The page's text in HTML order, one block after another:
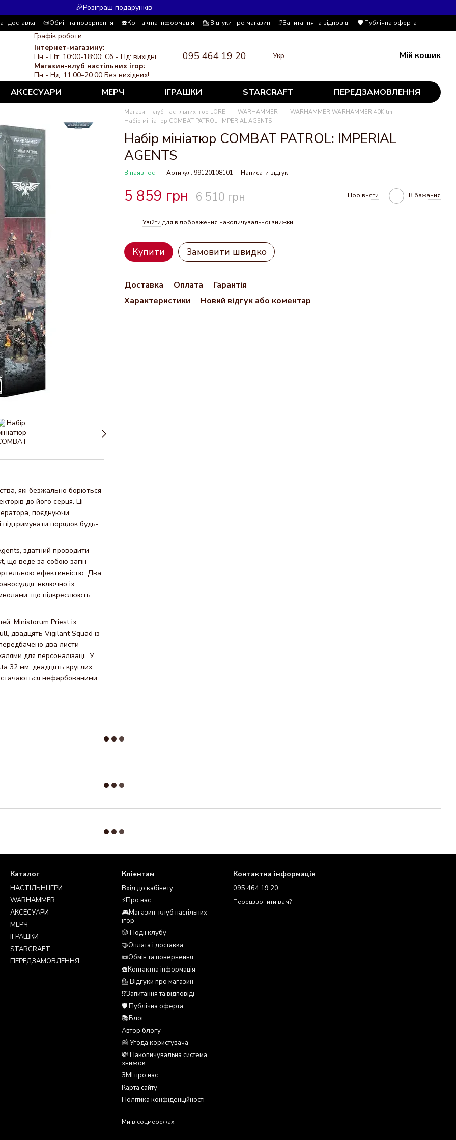
🎉Розіграш подарунків
і доставка 📜Обмін та повернення ☎️Контактна інформація 💁 Відгуки про магазин ⁉️Запитання та відповіді
🛡️ Публічна оферта
знижок
ЗМІ про нас Політика конфіденційності
Графік роботи:
Інтернет-магазину:
Пн - Пт: 10:00-18:00; Сб - Нд: вихідні
Магазин-клуб настільних ігор:
Пн - Нд: 11:00–20:00 Без вихідних!
095 464 19 20 Укр Мій кошик
АКСЕСУАРИ МЕРЧ ІГРАШКИ STARCRAFT ПЕРЕДЗАМОВЛЕННЯ
які безжально борються
до його серця. Ці
поєднуючи
підтримувати порядок будь-
здатний проводити
що веде за собою загін
ефективністю. Два
включно із
що підкреслюють
Ministorum Priest із
двадцять Vigilant Squad із
два листи
для персоналізації. У
32 мм, двадцять круглих
нефарбованими
Магазин-клуб настільних ігор LORE WARHAMMER
WARHAMMER WARHAMMER 40K tm
Набір мініатюр COMBAT PATROL: IMPERIAL AGENTS
Набір мініатюр COMBAT PATROL: IMPERIAL
AGENTS
В наявності Артикул: 99120108101 Написати відгук
5 859 грн 6 510 грн Порівняти В бажання
Увійти для відображення накопичувальної знижки
Купити Замовити швидко
Доставка Оплата
Гарантія
Характеристики
Новий відгук або коментар
Каталог
НАСТІЛЬНІ ІГРИ
WARHAMMER
АКСЕСУАРИ
МЕРЧ
ІГРАШКИ
STARCRAFT
ПЕРЕДЗАМОВЛЕННЯ
Клієнтам
Вхід до кабінету
⚡Про нас
🎮Магазин-клуб настільних
ігор
🎲 Події клубу
🤝Оплата і доставка
📜Обмін та повернення
☎️Контактна інформація
💁 Відгуки про магазин
⁉️Запитання та відповіді
🛡️ Публічна оферта
📚Блог
Автор блогу
📰 Угода користувача
💸 Накопичувальна система
знижок
ЗМІ про нас
Карта сайту
Політика конфіденційності
Ми в соцмережах
Контактна інформація
095 464 19 20
Передзвонити вам?